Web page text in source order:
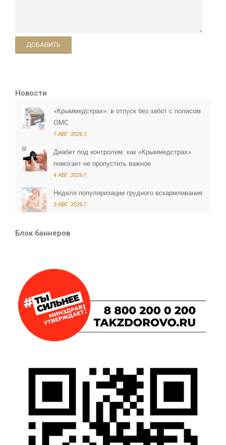
ДОБАВИТЬ
Новости
«Крыммедстрах»: в отпуск без забот с полисом
ОМС
7 АВГ. 2026 Г.
Диабет под контролем: как «Крыммедстрах»
помогает не пропустить важное
4 АВГ. 2026 Г.
Неделя популяризации грудного вскармливания
3 АВГ. 2026 Г.
Блок баннеров